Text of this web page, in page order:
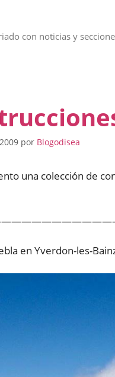
con noticias y
por Blogodisea
una colección de
en Yverdon-les-